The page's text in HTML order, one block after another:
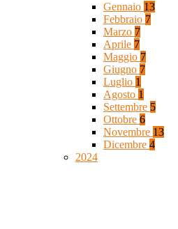
Gennaio 13
Febbraio 7
Marzo 7
Aprile 7
Maggio 7
Giugno 7
Luglio 1
Agosto 1
Settembre 5
Ottobre 6
Novembre 13
Dicembre 4
2024